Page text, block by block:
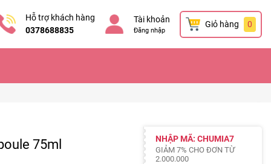
Hỗ trợ khách hàng
0378688835
Tài khoản
Đăng nhập
Giỏ hàng 0
75ml NHẬP MÃ: CHUMIA7
GIẢM 7% CHO ĐƠN TỪ
2.000.000